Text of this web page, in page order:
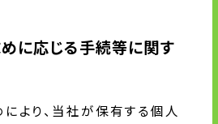
に応じる手続等に関す
より、当社が保有する個人